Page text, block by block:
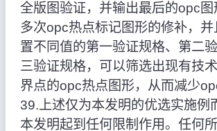
全版图验证，并输出最后的opc图
多次opc热点标记图形的修补，
置不同值的第一验证规格、第二
三验证规格，可以筛选出现有技
界点的opc热点图形，从而减少
39.上述仅为本发明的优选实施例
本发明起到任何限制作用。任何